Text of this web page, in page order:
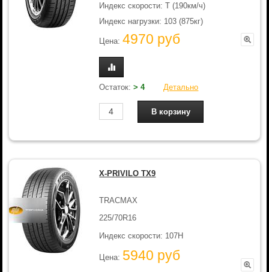
Индекс скорости: T (190км/ч)
Индекс нагрузки: 103 (875кг)
Цена:4970 руб
Остаток:> 4 Детально
X-PRIVILO TX9
TRACMAX
225/70R16
Индекс скорости: 107H
Цена: 5940 руб